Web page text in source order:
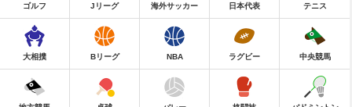
ゴルフ Jリーグ 海外サッカー 日本代表 テニス
大相撲 Bリーグ NBA ラグビー 中央競馬